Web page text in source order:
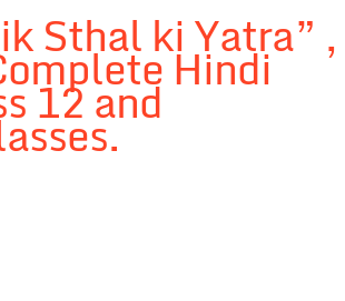
Sthal ki Yatra” ,
Complete Hindi
12 and